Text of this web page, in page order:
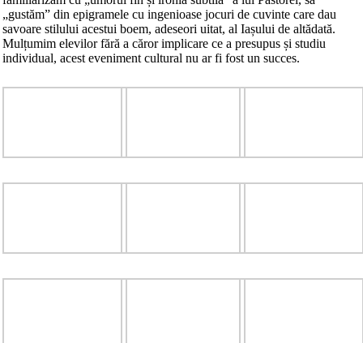
„gustăm” din epigramele cu ingenioase jocuri de cuvinte care dau
savoare stilului acestui boem, adeseori uitat, al Iașului de altădată.
Mulțumim elevilor fără a căror implicare ce a presupus și studiu
individual, acest eveniment cultural nu ar fi fost un succes.